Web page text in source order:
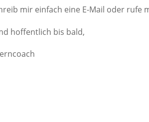
mir einfach eine E-Mail oder rufe
hoffentlich bis bald,